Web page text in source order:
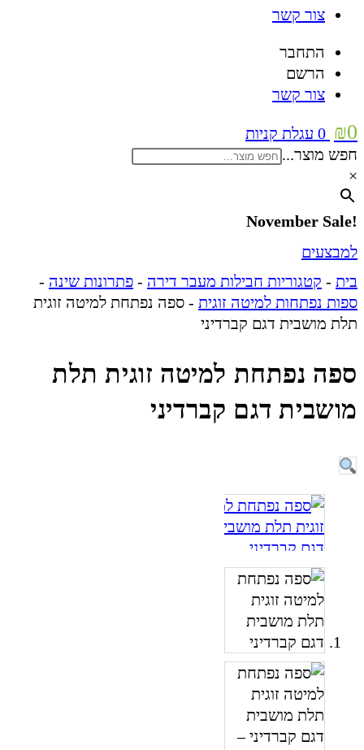
צור קשר
התחבר
הרשם
צור קשר
₪0
0 עגלת קניות
חפש מוצר...
×
!November Sale
למבצעים
בית - קטגוריות חבילות מעבר דירה - פתרונות שינה -
ספות נפתחות למיטה זוגית - ספה נפתחת למיטה זוגית
תלת מושבית דגם קברדיני
ספה נפתחת למיטה זוגית תלת
מושבית דגם קברדיני